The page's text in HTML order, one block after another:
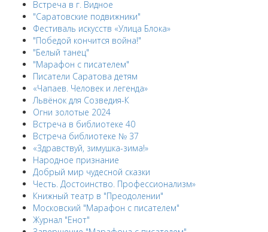
Встреча в г. Видное
"Саратовские подвижники"
Фестиваль искусств «Улица Блока»
"Победой кончится война!"
"Белый танец"
"Марафон с писателем"
Писатели Саратова детям
«Чапаев. Человек и легенда»
Львёнок для Созведия-К
Огни золотые 2024
Встреча в библиотеке 40
Встреча библиотеке № 37
«Здравствуй, зимушка-зима!»
Народное признание
Добрый мир чудесной сказки
Честь. Достоинство. Профессионализм»
Книжный театр в "Преодолении"
Московский "Марафон с писателем"
Журнал "Енот"